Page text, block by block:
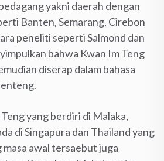
yakni daerah dengan
Banten, Semarang, Cirebon
peneliti seperti Salmond dan
bahwa Kwan Im Teng
diserap dalam bahasa
yang berdiri di Malaka,
di Singapura dan Thailand yang
awal tersaebut juga